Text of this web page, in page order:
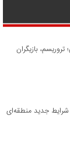
بازیگران
شرایط جدید منطقه‌ای